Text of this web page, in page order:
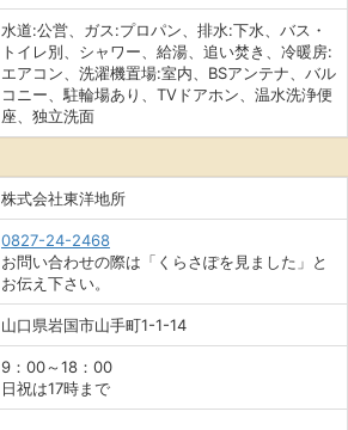
水道:公営、ガス:プロパン、排水:下水、バス・
トイレ別、シャワー、給湯、追い焚き、冷暖房:
エアコン、洗濯機置場:室内、BSアンテナ、バル
コニー、駐輪場あり、TVドアホン、温水洗浄便
座、独立洗面
株式会社東洋地所
0827-24-2468
お問い合わせの際は「くらさぽを見ました」と
お伝え下さい。
山口県岩国市山手町1-1-14
9：00～18：00
日祝は17時まで